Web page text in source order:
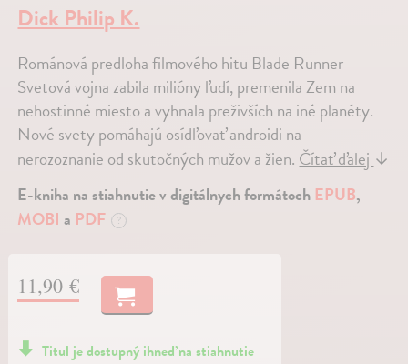
Dick Philip K.
Románová predloha filmového hitu Blade Runner
Svetová vojna zabila milióny ľudí, premenila Zem na
nehostinné miesto a vyhnala preživších na iné planéty.
Nové svety pomáhajú osídľovať androidi na
nerozoznanie od skutočných mužov a žien.Čítať ďalej↓
E-kniha na stiahnutie v digitálnych formátoch EPUB,
MOBI a PDF ?
11,90 €
Titul je dostupný ihneď na stiahnutie